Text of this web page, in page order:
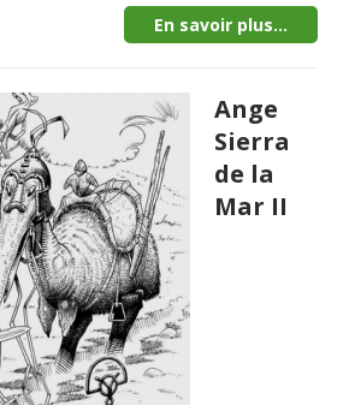
En savoir plus...
Ange
Sierra
de la
Mar II